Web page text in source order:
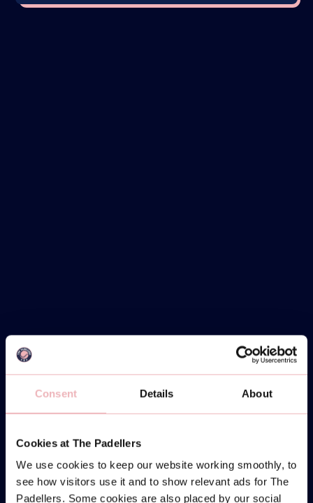
Consent Details About
Cookies at The Padellers
We use cookies to keep our website working smoothly, to
see how visitors use it and to show relevant ads for The
Padellers. Some cookies are also placed by our social